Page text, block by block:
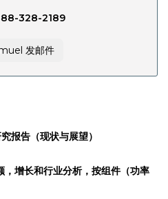
328-2189
发邮件
报告（现状与展望）
增长和行业分析，按组件（功率